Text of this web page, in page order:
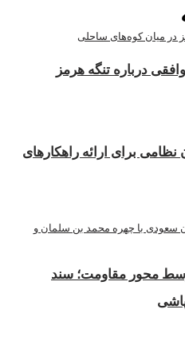
درباره تنگه هرمز
برای ارائه راهکارهای
محور مقاومت؛ سند